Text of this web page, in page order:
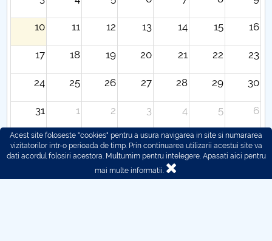
10 11 12 13 14 15 16
17 18 19 20 21 22 23
24 25 26 27 28 29 30
31 1 2 3 4 5 6
Acest site foloseste "cookies" pentru a usura navigarea in site si numararea
vizitatorilor intr-o perioada de timp. Prin continuarea utilizarii acestui site va
dati acordul folosiri acestora. Multumim pentru intelegere. Apasati aici pentru
mai multe informatii.